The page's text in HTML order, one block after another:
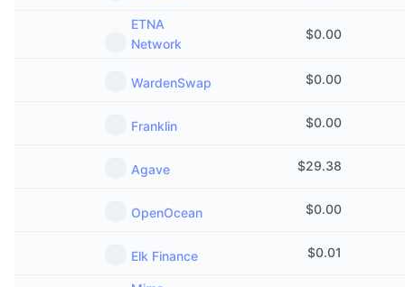
Общая статистика NFT
Предстоящие продажи
Ликвидации
Ставки финансирования
Бриллиантовые вознаграждения
Календарь мероприятий
ETNA
Network
$0.00
WardenSwap $0.00
Franklin $0.00
Agave $29.38
OpenOcean $0.00
Elk Finance $0.01